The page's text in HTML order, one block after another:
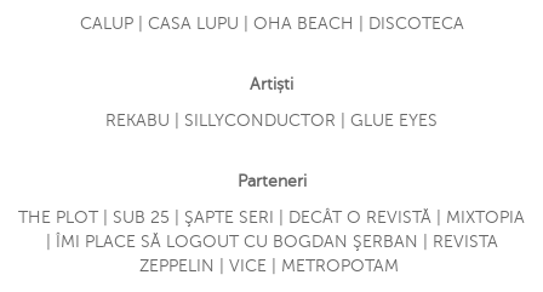
CALUP | CASA LUPU | OHA BEACH | DISCOTECA
Artiști
REKABU | SILLYCONDUCTOR | GLUE EYES
Parteneri
THE PLOT | SUB 25 | ŞAPTE SERI | DECÂT O REVISTĂ | MIXTOPIA
| ÎMI PLACE SĂ LOGOUT CU BOGDAN ŞERBAN | REVISTA
ZEPPELIN | VICE | METROPOTAM